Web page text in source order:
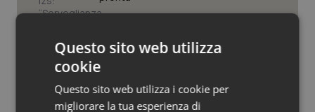
Veneto
Oncoematologia
Oncologia & Nutrizione
Tracciabilità dei farmaci. Dal Ministero
le istruzioni per il Data Matrix. Entro l’8
febbraio 2027 l’adeguamento dei
sistemi
Formazione Medicina Generale.
Questo sito web utilizza
cookie
Questo sito web utilizza i cookie per
migliorare la tua esperienza di